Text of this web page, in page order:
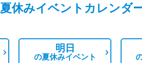
夏休みイベントカレンダ
明日
の夏休みイベント